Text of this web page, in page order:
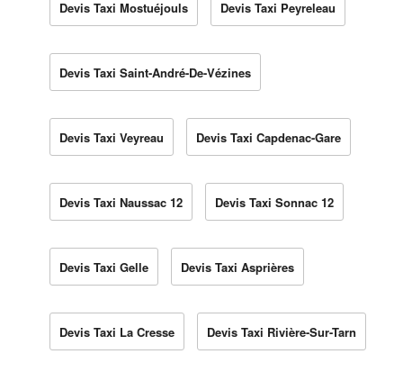
Devis Taxi Mostuéjouls Devis Taxi Peyreleau
Devis Taxi Saint-André-De-Vézines
Devis Taxi Veyreau Devis Taxi Capdenac-Gare
Devis Taxi Naussac 12 Devis Taxi Sonnac 12
Devis Taxi Gelle Devis Taxi Asprières
Devis Taxi La Cresse Devis Taxi Rivière-Sur-Tarn